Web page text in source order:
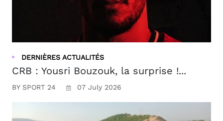
DERNIÈRES ACTUALITÉS
CRB : Yousri Bouzouk, la surprise !...
BY SPORT 24 07 July 2026